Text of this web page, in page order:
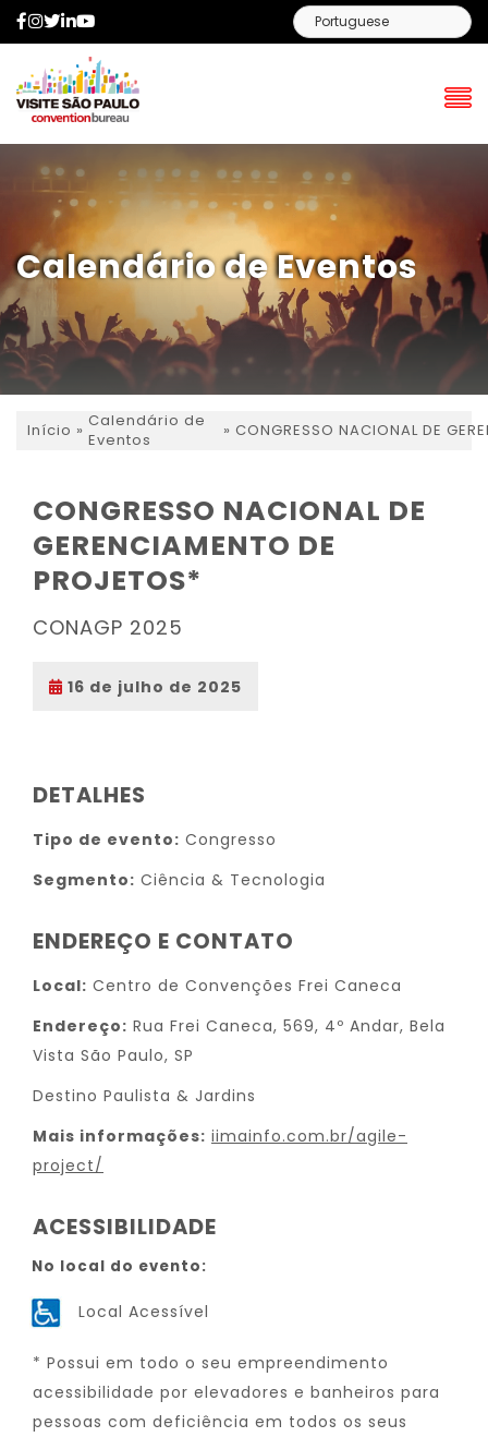
Facebook
Instagram
Twitter
LinkedIn
Calendário de Eventos
Início » Calendário de
Eventos
» CONGRESSO NACIONAL DE
CONGRESSO NACIONAL DE
GERENCIAMENTO DE
PROJETOS*
CONAGP 2025
16 de julho de 2025
DETALHES
Tipo de evento: Congresso
Segmento: Ciência & Tecnologia
ENDEREÇO E CONTATO
Local: Centro de Convenções Frei Caneca
Endereço: Rua Frei Caneca, 569, 4º Andar, Bela
Vista São Paulo, SP
Destino Paulista & Jardins
Mais informações: iimainfo.com.br/agile-
project/
ACESSIBILIDADE
No local do evento:
Local Acessível
* Possui em todo o seu empreendimento
acessibilidade por elevadores e banheiros para
pessoas com deficiência em todos os seus